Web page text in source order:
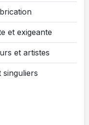
et exigeante
et artistes
singuliers